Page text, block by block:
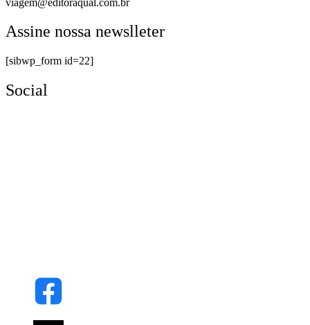
Assine nossa newslleter
[sibwp_form id=22]
Social